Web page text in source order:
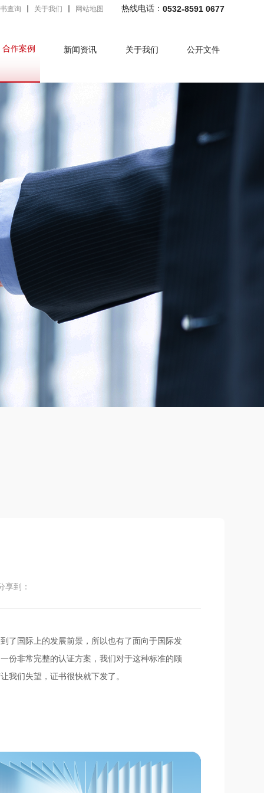
热线电话： 0532-8591 0677
查询 关于我们 网站地图
合作案例 新闻资讯 关于我们 公开文件
享到：
了国际上的发展前景，所以也有了面向于国际发
份非常完整的认证方案，我们对于这种标准的顾
我们失望，证书很快就下发了。